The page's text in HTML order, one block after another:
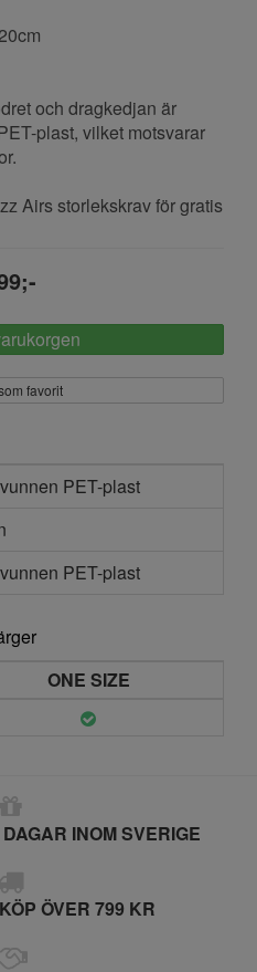
och dragkedjan är
plast, vilket motsvarar
Airs storlekskrav för gratis
favorit
PET-plast
PET-plast
ONE SIZE
INOM SVERIGE
ÖVER 799 KR